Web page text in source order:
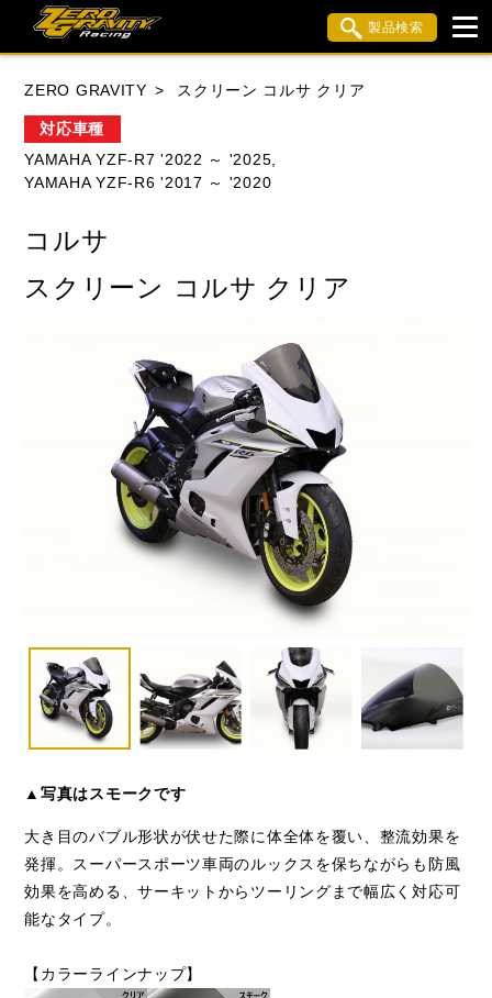
製品検索
KAWASAKI
DUCATI MV AGUSTA TRIUMPH
閉じる
ZERO GRAVITY スクリーン コルサ クリア
対応車種
YAMAHA YZF-R7 '2022 ～ '2025,
YAMAHA YZF-R6 '2017 ～ '2020
コルサ
スクリーン コルサ クリア
▲写真はスモークです
大き目のバブル形状が伏せた際に体全体を覆い、整流効果を
発揮。スーパースポーツ車両のルックスを保ちながらも防風
効果を高める、サーキットからツーリングまで幅広く対応可
能なタイプ。
【カラーラインナップ】